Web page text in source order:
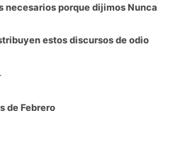
necesarios porque dijimos Nunca
estos discursos de odio
.
de Febrero